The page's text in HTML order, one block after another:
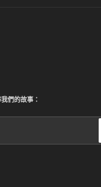
們的故事：